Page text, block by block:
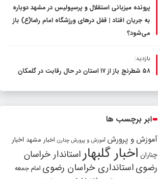
پرونده میزبانی استقلال و پرسپولیس در مشهد دوباره
به جریان افتاد | قفل در‌های ورزشگاه امام رضا(ع) باز
می‌شود؟
بازدید:
۵۸ شطرنج‌ باز از ۱۷ استان در حال رقابت در گلمکان
ابر برچسب ها
آموزش و پرورش آموزش و پرورش چنارن اخبار مشهد اخبار
چناران اخبار گلبهار استاندار خراسان
رضویاستانداری خراسان رضوی امام جمعه